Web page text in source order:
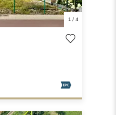
1/ 4